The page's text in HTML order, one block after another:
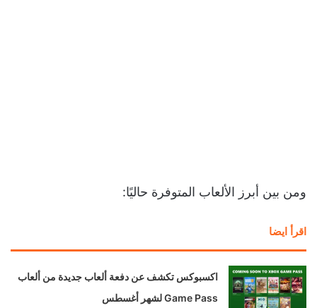
ومن بين أبرز الألعاب المتوفرة حاليًا:
اقرأ ايضا
اكسبوكس تكشف عن دفعة ألعاب جديدة من ألعاب
Game Pass لشهر أغسطس